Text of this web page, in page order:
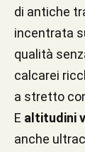
di antiche
incentrata
qualità
calcarei
a stretto
E altitudini
anche